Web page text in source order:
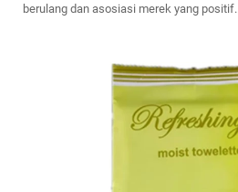
berulang dan asosiasi merek yang positif.